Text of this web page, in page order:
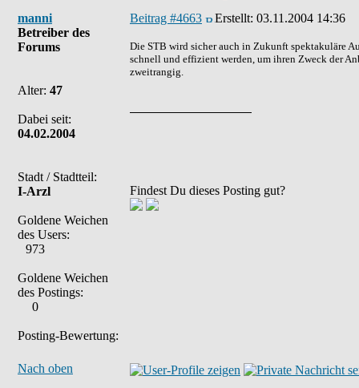
manni
Betreiber des
Forums
Alter: 47
Dabei seit:
04.02.2004
Stadt / Stadtteil:
I-Arzl
Goldene Weichen
des Users:
973
Goldene Weichen
des Postings:
0
Posting-Bewertung:
Beitrag #4663 Erstellt: 03.11.2004 14:36
Die STB wird sicher auch in Zukunft spektakuläre
schnell und effizient werden, um ihren Zweck der
zweitrangig.
Findest Du dieses Posting gut?
Nach oben